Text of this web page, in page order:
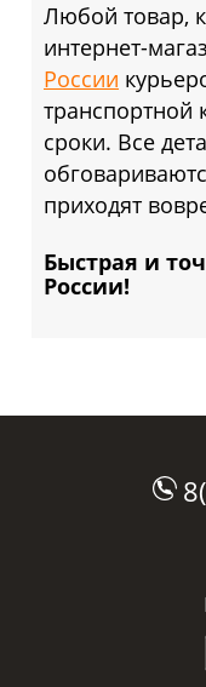
Любой товар,
интернет-
России
транспортной
сроки. Все
приходят
Быстрая и
России!